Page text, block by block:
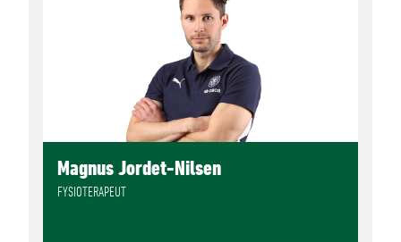
Magnus Jordet-Nilsen
FYSIOTERAPEUT